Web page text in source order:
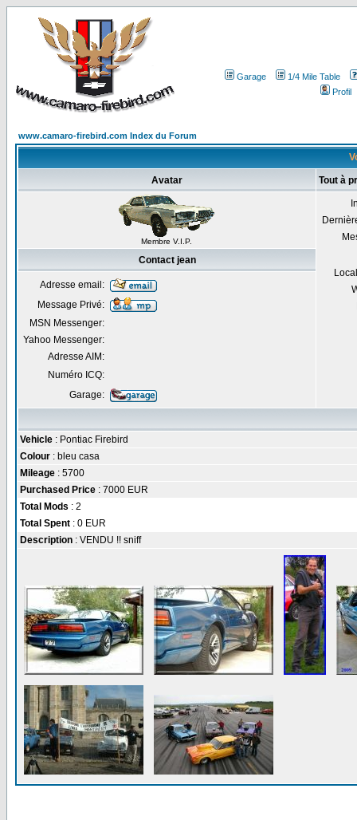
Garage
1/4 Mile Table
Profil
www.camaro-firebird.com Index du Forum
Avatar Tout à
Membre V.I.P.
Contact jean
Adresse email:
Message Privé:
MSN Messenger:
Yahoo Messenger:
Adresse AIM:
Numéro ICQ:
Garage:
Vehicle : Pontiac Firebird
Colour : bleu casa
Mileage : 5700
Purchased Price : 7000 EUR
Total Mods : 2
Total Spent : 0 EUR
Description : VENDU !! sniff